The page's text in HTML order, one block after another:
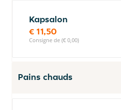
Kapsalon
€ 11,50
Consigne de (€ 0,00)
Pains chauds